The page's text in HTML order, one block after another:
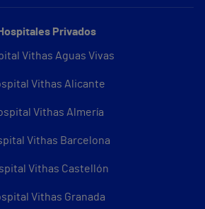
Privados
Vithas Aguas Vivas
Vithas Alicante
Vithas Almería
Vithas Barcelona
Vithas Castellón
Vithas Granada